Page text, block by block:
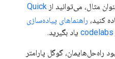
مثال، می‌توانید از Quick
راهنماهای پیاده‌سازی
codelabs یاد بگیرید.
راه‌حل‌هایمان، گوگل پارامتر